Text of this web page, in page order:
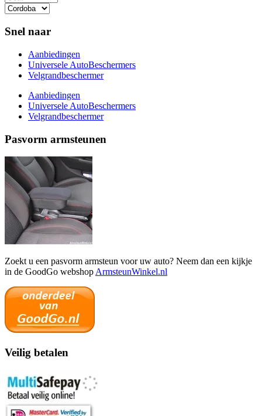
Snel naar
Aanbiedingen
Universele AutoBeschermers
Velgrandbeschermer
Aanbiedingen
Universele AutoBeschermers
Velgrandbeschermer
Pasvorm armsteunen
Zoekt u een pasvorm armsteun voor uw auto? Neem dan een kijkje
in de GoodGo webshop ArmsteunWinkel.nl
Veilig betalen